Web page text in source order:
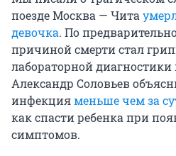
поезде Москва — Чита
девочка. По
причиной смерти стал
лабораторной диагностики
Александр Соловьев
инфекцияменьше чем за
как спасти ребенка при
симптомов.